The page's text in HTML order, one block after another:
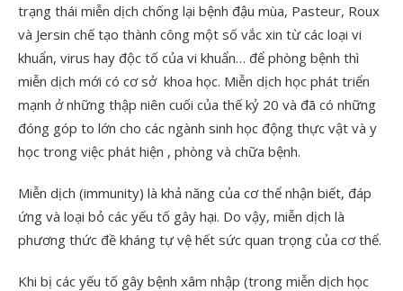
trạng thái miễn dịch chống lại bệnh đậu mùa, Pasteur, Roux
và Jersin chế tạo thành công một số vắc xin từ các loại vi
khuẩn, virus hay độc tố của vi khuẩn… để phòng bệnh thì
miễn dịch mới có cơ sở khoa học. Miễn dịch học phát triển
mạnh ở những thập niên cuối của thế kỷ 20 và đã có những
đóng góp to lớn cho các ngành sinh học động thực vật và y
học trong việc phát hiện , phòng và chữa bệnh.
Miễn dịch (immunity) là khả năng của cơ thể nhận biết, đáp
ứng và loại bỏ các yếu tố gây hại. Do vậy, miễn dịch là
phương thức đề kháng tự vệ hết sức quan trọng của cơ thể.
Khi bị các yếu tố gây bệnh xâm nhập (trong miễn dịch học